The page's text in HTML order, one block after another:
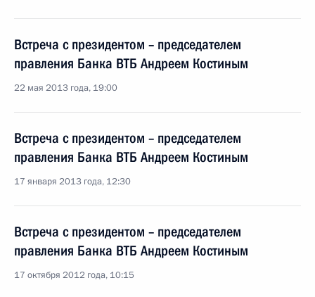
Встреча с президентом – председателем
правления Банка ВТБ Андреем Костиным
22 мая 2013 года, 19:00
Встреча с президентом – председателем
правления Банка ВТБ Андреем Костиным
17 января 2013 года, 12:30
Встреча с президентом – председателем
правления Банка ВТБ Андреем Костиным
17 октября 2012 года, 10:15